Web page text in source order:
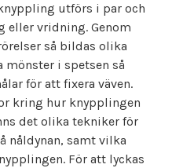
utförs i par och
eller vridning. Genom
så bildas olika
i spetsen så
för att fixera väven.
kring hur knypplingen
det olika tekniker för
nåldynan, samt vilka
För att lyckas